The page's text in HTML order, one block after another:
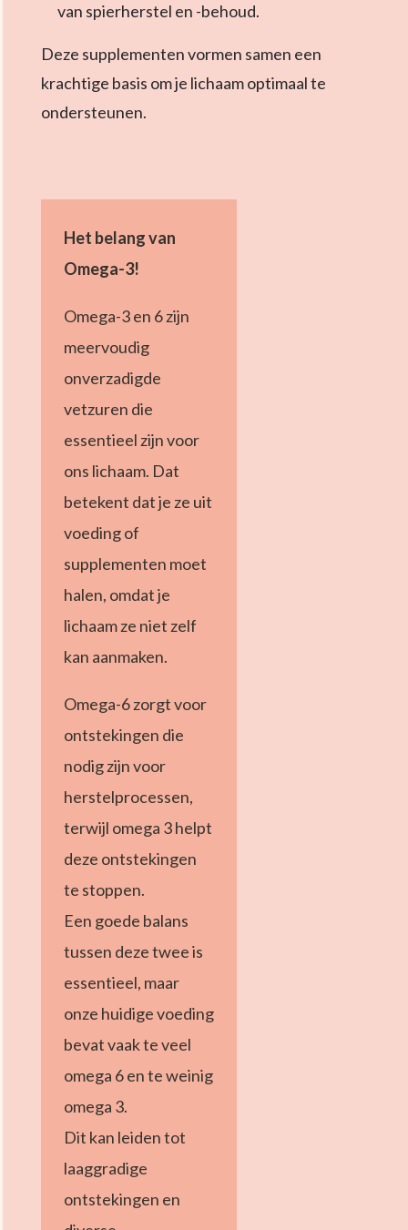
van spierherstel en -behoud.
Deze supplementen vormen samen een
krachtige basis om je lichaam optimaal te
ondersteunen.
Het belang van
Omega-3!
Omega-3 en 6 zijn
meervoudig
onverzadigde
vetzuren die
essentieel zijn voor
ons lichaam. Dat
betekent dat je ze uit
voeding of
supplementen moet
halen, omdat je
lichaam ze niet zelf
kan aanmaken.
Omega-6 zorgt voor
ontstekingen die
nodig zijn voor
herstelprocessen,
terwijl omega 3 helpt
deze ontstekingen
te stoppen.
Een goede balans
tussen deze twee is
essentieel, maar
onze huidige voeding
bevat vaak te veel
omega 6 en te weinig
omega 3.
Dit kan leiden tot
laaggradige
ontstekingen en